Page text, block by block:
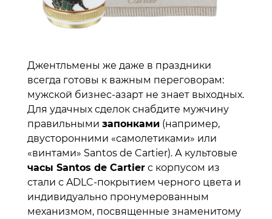
Джентльмены же даже в праздники
всегда готовы к важным переговорам:
мужской бизнес-азарт не знает выходных.
Для удачных сделок снабдите мужчину
правильными запонками (например,
двусторонними «самолетиками» или
«винтами» Santos de Cartier). А культовые
часы Santos de Cartier с корпусом из
стали с ADLC-покрытием черного цвета и
индивидуально пронумерованным
механизмом, посвященные знаменитому